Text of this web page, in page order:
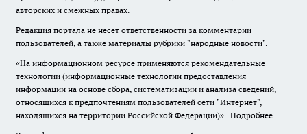
авторских и смежных правах.
Редакция портала не несет ответственности за комментарии
пользователей, а также материалы рубрики "народные новости".
«На информационном ресурсе применяются рекомендательные
технологии (информационные технологии предоставления
информации на основе сбора, систематизации и анализа сведений,
относящихся к предпочтениям пользователей сети "Интернет",
находящихся на территории Российской Федерации)». Подробнее